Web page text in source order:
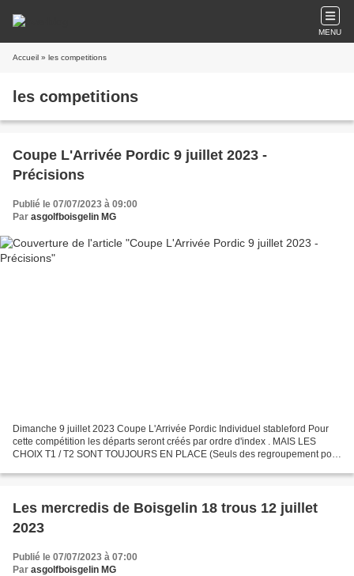
MENU
Accueil » les competitions
les competitions
Coupe L'Arrivée Pordic 9 juillet 2023 -
Précisions
Publié le 07/07/2023 à 09:00
Par asgolfboisgelin MG
Dimanche 9 juillet 2023 Coupe L'Arrivée Pordic Individuel stableford Pour
cette compétition les départs seront créés par ordre d'index . MAIS LES
CHOIX T1 / T2 SONT TOUJOURS EN PLACE (Seuls des regroupement pour
Les mercredis de Boisgelin 18 trous 12 juillet
2023
Publié le 07/07/2023 à 07:00
Par asgolfboisgelin MG